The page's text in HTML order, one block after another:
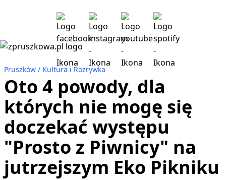
Pruszków Kultura i Rozrywka
Oto 4 powody, dla
których nie mogę się
doczekać występu
"Prosto z Piwnicy" na
jutrzejszym Eko Pikniku